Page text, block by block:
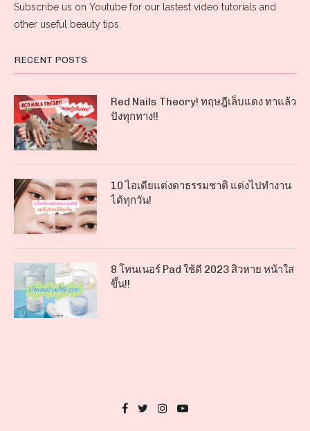
Subscribe us on Youtube for our lastest video tutorials and
other useful beauty tips.
RECENT POSTS
Red Nails Theory! ทฤษฎีเล็บแดง ทาแล้ว
ปังทุกทาง!!
10 ไอเดียแต่งตาธรรมชาติ แต่งไปทำงาน
ได้ทุกวัน!
8 โทนเนอร์ Pad ใช้ดี 2023 สิวหาย หน้าใส
ขึ้น!!